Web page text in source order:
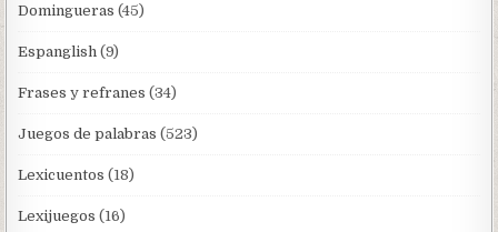
Domingueras (45)
Espanglish (9)
Frases y refranes (34)
Juegos de palabras (523)
Lexicuentos (18)
Lexijuegos (16)